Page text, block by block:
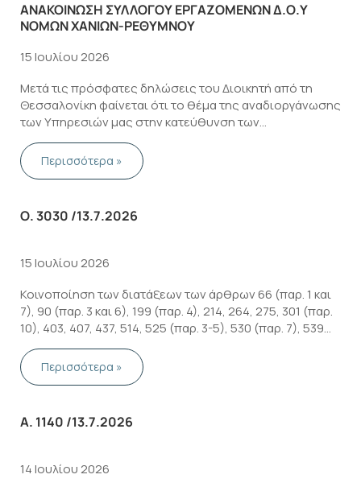
ΑΝΑΚΟΙΝΩΣΗ ΣΥΛΛΟΓΟΥ ΕΡΓΑΖΟΜΕΝΩΝ Δ.Ο.Υ
ΝΟΜΩΝ ΧΑΝΙΩΝ-ΡΕΘΥΜΝΟΥ
15 Ιουλίου 2026
Μετά τις πρόσφατες δηλώσεις του Διοικητή από τη
Θεσσαλονίκη φαίνεται ότι το θέμα της αναδιοργάνωσης
των Υπηρεσιών μας στην κατεύθυνση των
κεντρικοποιήσεων επανέρχεται στην επικαιρότητα.
Περισσότερα »
Ο. 3030 /13.7.2026
15 Ιουλίου 2026
Κοινοποίηση των διατάξεων των άρθρων 66 (παρ. 1 και
7), 90 (παρ. 3 και 6), 199 (παρ. 4), 214, 264, 275, 301 (παρ.
10), 403, 407, 437, 514, 525 (παρ. 3-5), 530 (παρ. 7), 539
(παρ. 1), 733, 737 (παρ. …
Περισσότερα »
Α. 1140 /13.7.2026
14 Ιουλίου 2026